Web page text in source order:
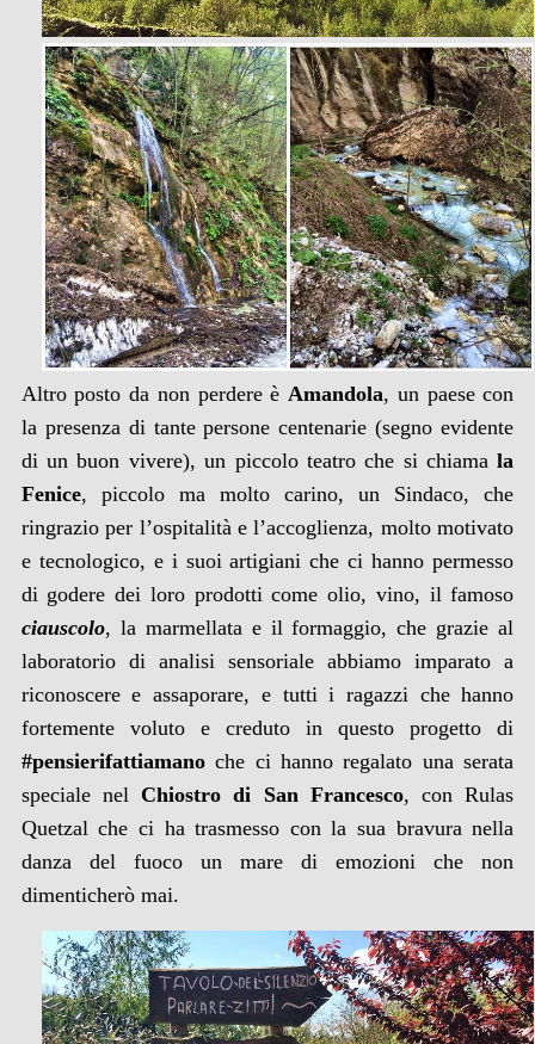
Altro posto da non perdere èAmandola, un paese con
la presenza di tante persone centenarie (segno evidente
di un buon vivere), un piccolo teatro che si chiamala
Fenice, piccolo ma molto carino, un Sindaco, che
ringrazio per l’ospitalità e l’accoglienza, molto motivato
e tecnologico, e i suoi artigiani che ci hanno permesso
di godere dei loro prodotti come olio, vino, il famoso
ciauscolo, la marmellata e il formaggio, che grazie al
laboratorio di analisi sensoriale abbiamo imparato a
riconoscere e assaporare, e tutti i ragazzi che hanno
fortemente voluto e creduto in questo progetto di
#pensierifattiamanoche ci hanno regalato una serata
speciale nel Chiostro di San Francesco, con Rulas
Quetzal che ci ha trasmesso con la sua bravura nella
danza del fuoco un mare di emozioni che non
dimenticherò mai.